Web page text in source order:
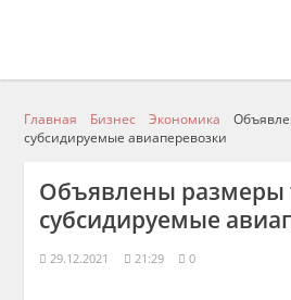
Главная Бизнес Экономика
субсидируемые авиаперевозки
Объявлены размеры
субсидируемые
29.12.2021 21:29 0